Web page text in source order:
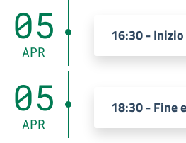
05
APR
16:30 -
05
APR
18:30 - Fine